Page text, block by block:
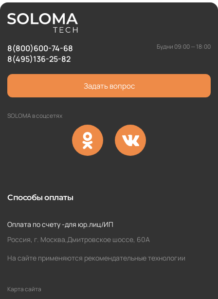
8(800)600-74-68
8(495)136-25-82
Будни 09:00 — 18:00
Задать вопрос
SOLOMA в соцсетях
Способы оплаты
Оплата по счету -для юр.лиц/ИП
Россия, г. Москва,Дмитровское шоссе, 60А
На сайте применяются рекомендательные технологии
Карта сайта